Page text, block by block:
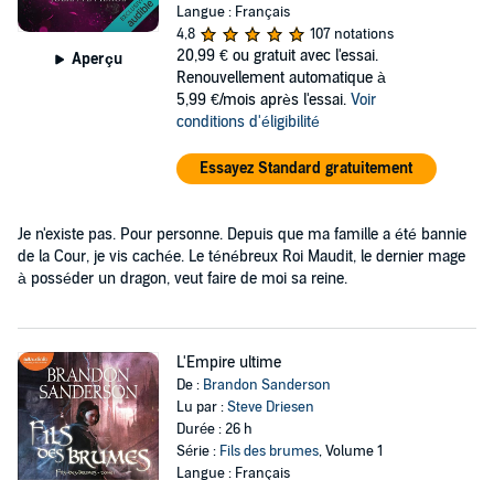
Aperçu
Langue : Français
4,8
107 notations
20,99 € ou gratuit avec l'essai.
Renouvellement automatique à
5,99 €/mois après l'essai. Voir
conditions d'éligibilité
Essayez Standard gratuitement
Je n'existe pas. Pour personne. Depuis que ma famille a été bannie
de la Cour, je vis cachée. Le ténébreux Roi Maudit, le dernier mage
à posséder un dragon, veut faire de moi sa reine.
L'Empire ultime
De : Brandon Sanderson
Lu par :Steve Driesen
Durée : 26 h
Série : Fils des brumes, Volume 1
Langue : Français